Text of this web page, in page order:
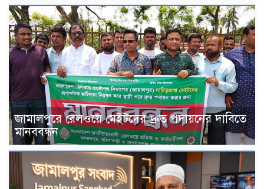
জামালপুরে রেলওয়ে মেইটদের দ্রুত পদায়নের দাবিতে
মানববন্ধন